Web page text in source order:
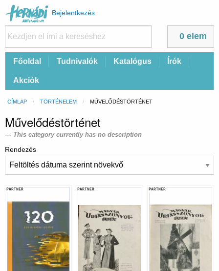
Felhasználói
fiók
menüje
Bejelentkezés
0 elem
FőFőoldal Tudnivalók Katalógus Írók
Akciók
Morzsa
CÍMLAP TÖRTÉNELEM CURRENT:
MŰVELŐDÉSTÖRTÉNET
Művelődéstörténet
This category currently has no description
Rendezés
PARTNER PARTNER PARTNER